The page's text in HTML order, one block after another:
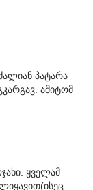
პატარა
ამიტომ
ყველამ